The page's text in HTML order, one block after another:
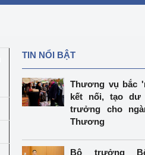
TIN NỔI BẬT
Thương vụ bắc
kết nối, tạo dư
trưởng cho
Thương
Bộ trưởng